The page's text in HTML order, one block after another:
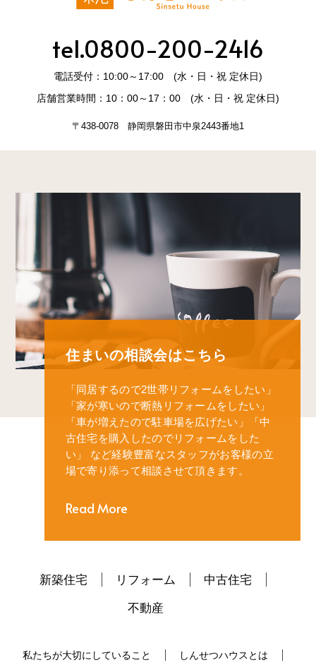
tel.0800-200-2416
電話受付：10:00～17:00 (水・日・祝 定休日)
店舗営業時間：10：00～17：00 (水・日・祝 定休日)
〒438-0078 静岡県磐田市中泉2443番地1
住まいの相談会はこちら
「同居するので2世帯リフォームをしたい」
「家が寒いので断熱リフォームをしたい」
「車が増えたので駐車場を広げたい」
「中
古住宅を購入したのでリフォームをした
い」
など経験豊富なスタッフがお客様の立
場で寄り添って相談させて頂きます。
Read More
新築住宅 リフォーム
中古住宅
不動産
私たちが大切にしていること しんせつハウスとは